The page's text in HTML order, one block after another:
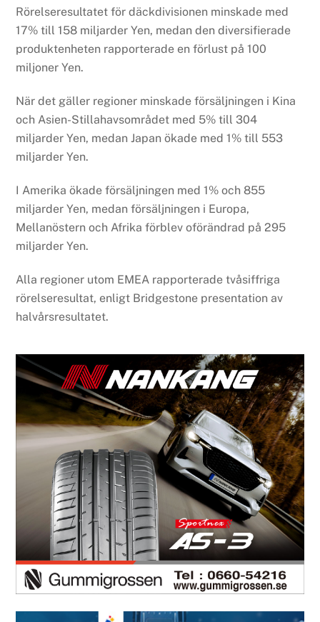
Rörelseresultatet för däckdivisionen minskade med
17% till 158 miljarder Yen, medan den diversifierade
produktenheten rapporterade en förlust på 100
miljoner Yen.
När det gäller regioner minskade försäljningen i Kina
och Asien-Stillahavsområdet med 5% till 304
miljarder Yen, medan Japan ökade med 1% till 553
miljarder Yen.
I Amerika ökade försäljningen med 1% och 855
miljarder Yen, medan försäljningen i Europa,
Mellanöstern och Afrika förblev oförändrad på 295
miljarder Yen.
Alla regioner utom EMEA rapporterade tvåsiffriga
rörelseresultat, enligt Bridgestone presentation av
halvårsresultatet.